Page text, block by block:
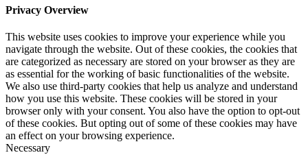
Privacy Overview
This website uses cookies to improve your experience while you
navigate through the website. Out of these cookies, the cookies that
are categorized as necessary are stored on your browser as they are
as essential for the working of basic functionalities of the website.
We also use third-party cookies that help us analyze and understand
how you use this website. These cookies will be stored in your
browser only with your consent. You also have the option to opt-out
of these cookies. But opting out of some of these cookies may have
an effect on your browsing experience.
Necessary